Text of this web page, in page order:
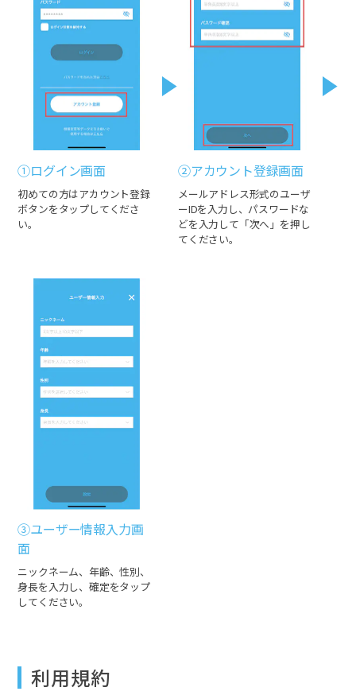
①ログイン画面
初めての方はアカウント登録
ボタンをタップしてくださ
い。
②アカウント登録画面
メールアドレス形式のユーザ
ーIDを入力し、パスワードな
どを入力して「次へ」を押し
てください。
③ユーザー情報入力画
面
ニックネーム、年齢、性別、
身長を入力し、確定をタップ
してください。
利用規約